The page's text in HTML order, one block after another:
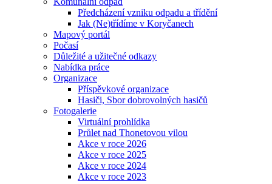
Předcházení vzniku odpadu a třídění
Jak (Ne)třídíme v Koryčanech
Mapový portál
Počasí
Důležité a užitečné odkazy
Nabídka práce
Organizace
Příspěvkové organizace
Hasiči, Sbor dobrovolných hasičů
Fotogalerie
Virtuální prohlídka
Průlet nad Thonetovou vilou
Akce v roce 2026
Akce v roce 2025
Akce v roce 2024
Akce v roce 2023